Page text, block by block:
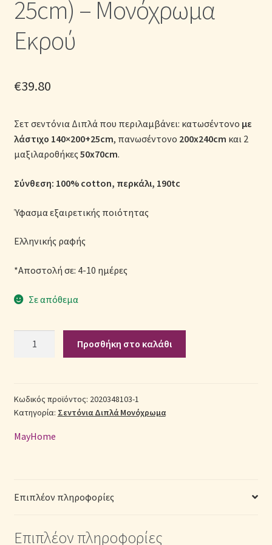
Μονόχρωμες Παπλωματοθήκες
Ολοκλήρωση παραγγελίας
Παπλώματα για Ζεστασιά & Άνεση
Πληρωμές
Πολιτική cookie
Σεντόνια Σετ
Σύνδεση
25cm) – Μονόχρωμα
Εκρού
€39.80
Σετ σεντόνια Διπλά που περιλαμβάνει: κατωσέντονο με
λάστιχο 140×200+25cm, πανωσέντονο 200x240cm και 2
μαξιλαροθήκες50x70cm.
Σύνθεση: 100% cotton, περκάλι, 190tc
Ύφασμα εξαιρετικής ποιότητας
Ελληνικής ραφής
*Αποστολή σε: 4-10 ημέρες
Σε απόθεμα
2020348103-
1
Λάστιχο
Μ:
x
Προσθήκη στο καλάθι
Κωδικός προϊόντος: 2020348103-1
Κατηγορία: Σεντόνια Διπλά Μονόχρωμα
MayHome
Επιπλέον πληροφορίες
Επιπλέον πληροφορίες